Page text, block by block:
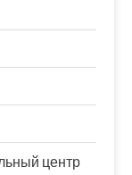
центр